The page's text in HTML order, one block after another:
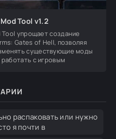
Tool v1.2
упрощает создание
Gates of Hell, позволяя
существующие моды
с игровым
распаковать или нужно
я почти в